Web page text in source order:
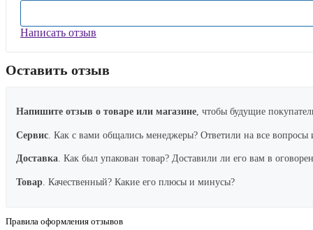
Написать отзыв
Оставить отзыв
Напишите отзыв о товаре или магазине, чтобы будущие
Сервис . Как с вами общались менеджеры? Ответили на все вопросы
Доставка. Как был упакован товар? Доставили ли его вам в
Товар . Качественный? Какие его плюсы и минусы?
Правила оформления отзывов